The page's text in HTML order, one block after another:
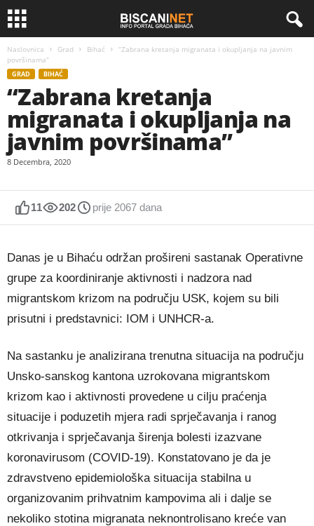
Naslovnica Grad Bihać
“Zabrana kretanja migranata i okupljanja na javnim
površinama”
GRAD BIHAĆ
“Zabrana kretanja
migranata i okupljanja na
javnim površinama”
8 Decembra, 2020
11 202 prije 2067 dana
Danas je u Bihaću održan prošireni sastanak Operativne
grupe za koordiniranje aktivnosti i nadzora nad
migrantskom krizom na području USK, kojem su bili
prisutni i predstavnici: IOM i UNHCR-a.
Na sastanku je analizirana trenutna situacija na području
Unsko-sanskog kantona uzrokovana migrantskom
krizom kao i aktivnosti provedene u cilju praćenja
situacije i poduzetih mjera radi sprječavanja i ranog
otkrivanja i sprječavanja širenja bolesti izazvane
koronavirusom (COVID-19). Konstatovano je da je
zdravstveno epidemiološka situacija stabilna u
organizovanim prihvatnim kampovima ali i dalje se
nekoliko stotina migranata neknontrolisano kreće van